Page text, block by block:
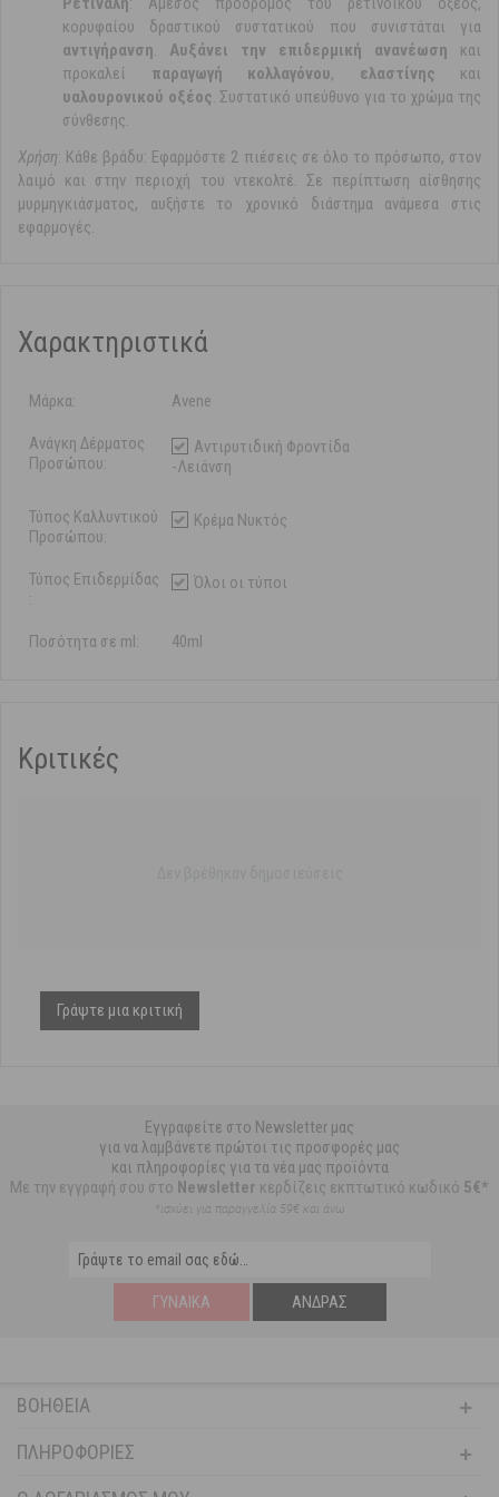
κορυφαίου δραστικού συστατικού που συνιστάται για
αντιγήρανση. Αυξάνει την επιδερμική ανανέωση και
προκαλεί παραγωγή κολλαγόνου, ελαστίνης και
υαλουρονικού οξέος. Συστατικό υπεύθυνο για το χρώμα της
σύνθεσης.
Χρήση: Κάθε βράδυ: Εφαρμόστε 2 πιέσεις σε όλο το πρόσωπο, στον
λαιμό και στην περιοχή του ντεκολτέ. Σε περίπτωση αίσθησης
μυρμηγκιάσματος, αυξήστε το χρονικό διάστημα ανάμεσα στις
εφαρμογές.
Χαρακτηριστικά
Μάρκα: Avene
Ανάγκη Δέρματος
Προσώπου:
Αντιρυτιδική Φροντίδα
-Λειάνση
Τύπος Καλλυντικού
Προσώπου:
Κρέμα Νυκτός
Τύπος Επιδερμίδας
:
Όλοι οι τύποι
Ποσότητα σε ml: 40ml
Κριτικές
Γράψτε μια κριτική
Εγγραφείτε στο Newsletter μας
για να λαμβάνετε πρώτοι τις προσφορές μας
και πληροφορίες για τα νέα μας προϊόντα
Με την εγγραφή σου στο Newsletter κερδίζεις εκπτωτικό κωδικό 5€*
*ισχύει για παραγγελία 59€ και άνω
ΓΥΝΑΊΚΑ ΆΝΔΡΑΣ
ΒΟΉΘΕΙΑ
ΠΛΗΡΟΦΟΡΊΕΣ